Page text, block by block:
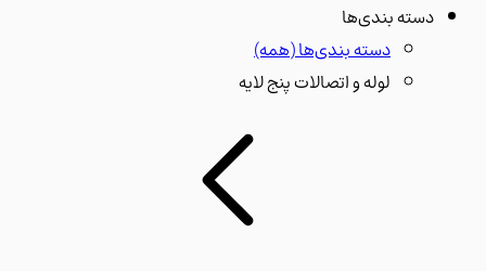
دسته بندی‌ها
دسته بندی‌ها(همه)
لوله و اتصالات پنج لایه